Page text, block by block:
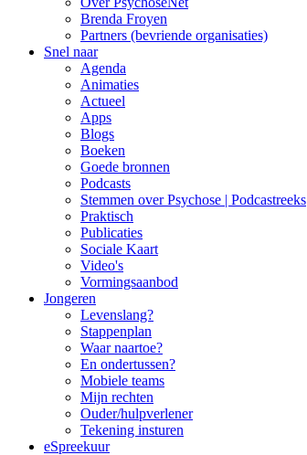
Brenda Froyen
Partners (bevriende organisaties)
Snel naar
Agenda
Animaties
Actueel
Apps
Blogs
Boeken
Goede bronnen
Podcasts
Stemmen over Psychose | Podcastreeks
Praktisch
Publicaties
Sociale Kaart
Video's
Vormingsaanbod
Jongeren
Levenslang?
Stappenplan
Waar naartoe?
En ondertussen?
Mobiele teams
Mijn rechten
Ouder/hulpverlener
Tekening insturen
eSpreekuur